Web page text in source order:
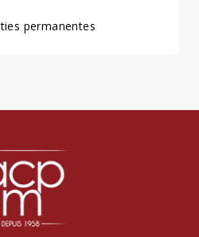
permanentes